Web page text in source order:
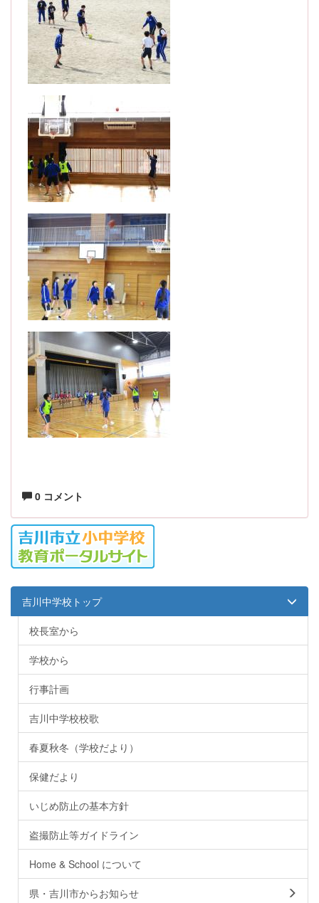
0 コメント
吉川中学校トップ
校長室から
学校から
行事計画
吉川中学校校歌
春夏秋冬（学校だより）
保健だより
いじめ防止の基本方針
盗撮防止等ガイドライン
Home & School について
県・吉川市からお知らせ